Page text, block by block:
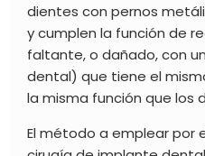
dientes con pernos
y cumplen la función de
faltante, o dañado, con
dental) que tiene el
la misma función que los
El método a emplear por